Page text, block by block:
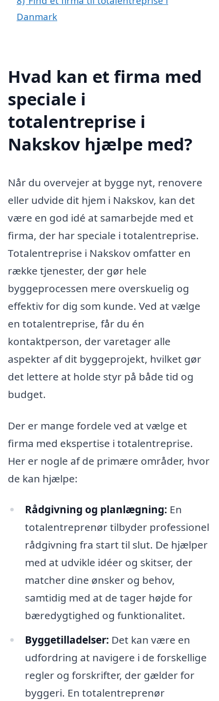
Danmark
Hvad kan et firma med
speciale i
totalentreprise i
Nakskov hjælpe med?
Når du overvejer at bygge nyt, renovere
eller udvide dit hjem i Nakskov, kan det
være en god idé at samarbejde med et
firma, der har speciale i totalentreprise.
Totalentreprise i Nakskov omfatter en
række tjenester, der gør hele
byggeprocessen mere overskuelig og
effektiv for dig som kunde. Ved at vælge
en totalentreprise, får du én
kontaktperson, der varetager alle
aspekter af dit byggeprojekt, hvilket gør
det lettere at holde styr på både tid og
budget.
Der er mange fordele ved at vælge et
firma med ekspertise i totalentreprise.
Her er nogle af de primære områder, hvor
de kan hjælpe:
Rådgivning og planlægning: En
totalentreprenør tilbyder professionel
rådgivning fra start til slut. De hjælper
med at udvikle idéer og skitser, der
matcher dine ønsker og behov,
samtidig med at de tager højde for
bæredygtighed og funktionalitet.
Byggetilladelser: Det kan være en
udfordring at navigere i de forskellige
regler og forskrifter, der gælder for
byggeri. En totalentreprenør